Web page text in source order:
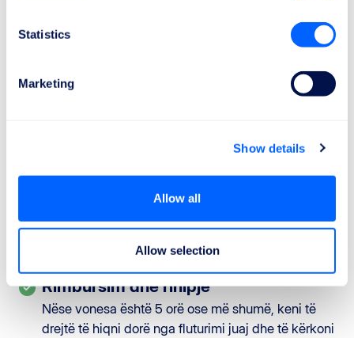
Statistics
Marketing
Show details
Allow all
Allow selection
fluturime brenda BE-së mbi 1500 km, dhe për
Ndihma përfshin ushqim dhe pije në përputhje me
arsyeshëm nisja, mund të keni të drejtë për strehim
në hotel dhe transport midis aeroportit dhe vendit
Rimbursim dhe rihipje
Nëse vonesa është 5 orë ose më shumë, keni të
drejtë të hiqni dorë nga fluturimi juaj dhe të kërkoni